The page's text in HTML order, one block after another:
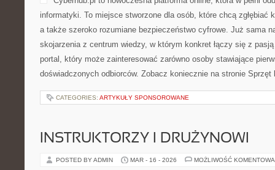
informatyki. To miejsce stworzone dla osób, które chcą zgłębiać
a także szeroko rozumiane bezpieczeństwo cyfrowe. Już sama
skojarzenia z centrum wiedzy, w którym konkret łączy się z
portal, który może zainteresować zarówno osoby stawiające
doświadczonych odbiorców. Zobacz koniecznie na stronie
CATEGORIES: ARTYKUŁY SPONSOROWANE
INSTRUKTORZY I DRUŻYNOWI
POSTED BY ADMIN MAR - 16 - 2026 MOŻLIWOŚĆ